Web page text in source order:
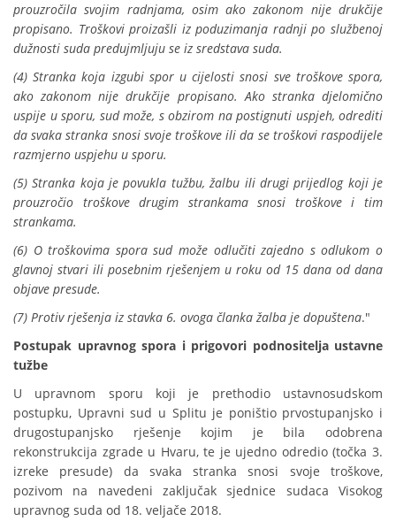
prouzročila svojim radnjama, osim ako zakonom nije drukčije
propisano. Troškovi proizašli iz poduzimanja radnji po službenoj
dužnosti suda predujmljuju se iz sredstava suda.
(4) Stranka koja izgubi spor u cijelosti snosi sve troškove spora,
ako zakonom nije drukčije propisano. Ako stranka djelomično
uspije u sporu, sud može, s obzirom na postignuti uspjeh, odrediti
da svaka stranka snosi svoje troškove ili da se troškovi raspodijele
razmjerno uspjehu u sporu.
(5) Stranka koja je povukla tužbu, žalbu ili drugi prijedlog koji je
prouzročio troškove drugim strankama snosi troškove i tim
strankama.
(6) O troškovima spora sud može odlučiti zajedno s odlukom o
glavnoj stvari ili posebnim rješenjem u roku od 15 dana od dana
objave presude.
(7) Protiv rješenja iz stavka 6. ovoga članka žalba je dopuštena."
Postupak upravnog spora i prigovori podnositelja ustavne
tužbe
U upravnom sporu koji je prethodio ustavnosudskom
postupku, Upravni sud u Splitu je poništio prvostupanjsko i
drugostupanjsko rješenje kojim je bila odobrena
rekonstrukcija zgrade u Hvaru, te je ujedno odredio (točka 3.
izreke presude) da svaka stranka snosi svoje troškove,
pozivom na navedeni zaključak sjednice sudaca Visokog
upravnog suda od 18. veljače 2018.